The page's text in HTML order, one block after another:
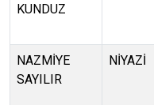
KUNDUZ
NAZMİYE
SAYILIR
NİYAZİ